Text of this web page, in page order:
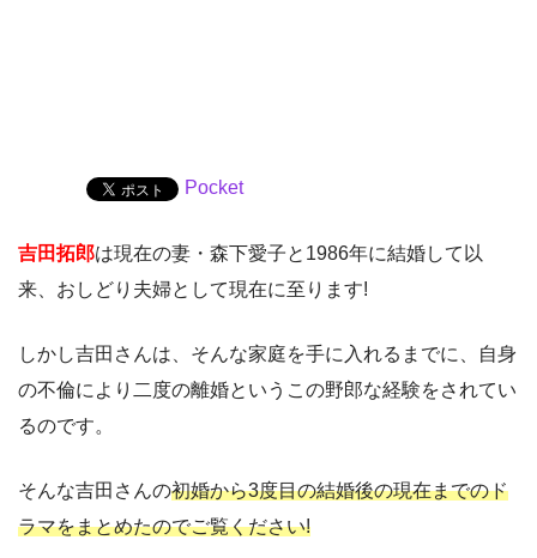
Pocket
吉田拓郎は現在の妻・森下愛子と1986年に結婚して以
来、おしどり夫婦として現在に至ります!
しかし吉田さんは、そんな家庭を手に入れるまでに、自身
の不倫により二度の離婚というこの野郎な経験をされてい
るのです。
そんな吉田さんの初婚から3度目の結婚後の現在までのド
ラマをまとめたのでご覧ください!